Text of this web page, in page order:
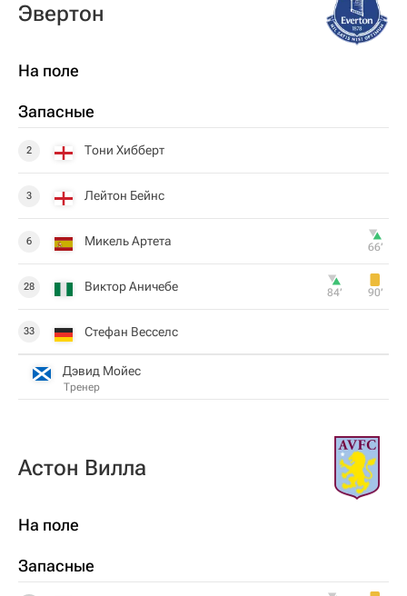
Эвертон
На поле
Запасные
2 Тони Хибберт
3 Лейтон Бейнс
6 Микель Артета 66‎’‎
28 Виктор Аничебе 84‎’‎ 90‎’‎
33 Стефан Весселс
Дэвид Мойес
Тренер
Астон Вилла
На поле
Запасные